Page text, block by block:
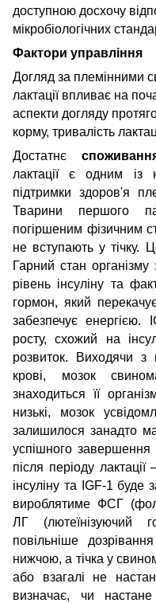
доступною досхочу
мікробіологічних
Фактори управління
Догляд за племінними
лактації впливає на
аспекти догляду
корму, тривалість
Достатнє
лактації є одним із
підтримки здоров'я
Тварини першого
погіршеним фізичним
не вступають у тічку.
Гарний стан
рівень інсуліну та
гормон, який
забезпечує
росту, схожий на
розвиток.
Виходячи з
крові, мозок
знаходиться її
низькі, мозок
залишилося занадто
успішного завершення
після періоду
інсуліну та IGF-1
вироблятиме ФСГ
ЛГ (лютеїнізуючий
повільніше
нижчою, а тічка у
або взагалі не
визначає, чи